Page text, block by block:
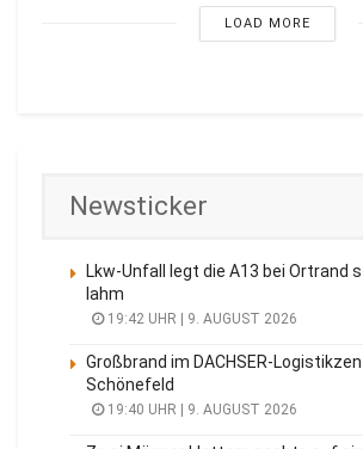
LOAD MORE
Newsticker
Lkw-Unfall legt die A13 bei Ortrand
lahm
19:42 UHR | 9. AUGUST 2026
Großbrand im DACHSER-
Schönefeld
19:40 UHR | 9. AUGUST 2026